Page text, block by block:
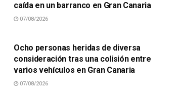
caída en un barranco en Gran Canaria
07/08/2026
Ocho personas heridas de diversa
consideración tras una colisión entre
varios vehículos en Gran Canaria
07/08/2026